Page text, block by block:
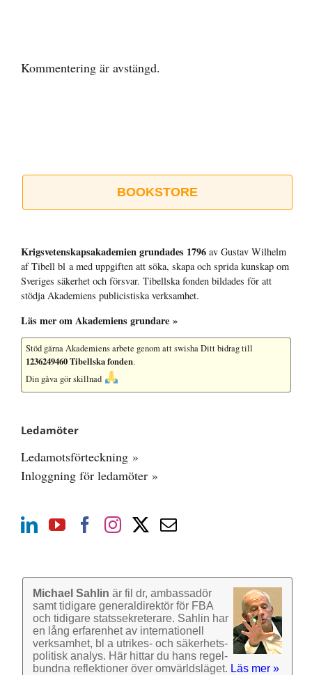
Kommentering är avstängd.
BOOKSTORE
Krigsvetenskap­sakademien grundades 1796 av Gustav Wilhelm
af Tibell bl a med uppgiften att söka, skapa och sprida kunskap om
Sveriges säkerhet och försvar. Tibellska fonden bildades för att
stödja Akademiens publicistiska verksamhet.
Läs mer om Akademiens grundare »
Stöd gärna Akademiens arbete genom att swisha Ditt bidrag till
1236249460 Tibellska fonden.
Din gåva gör skillnad
Ledamöter
Ledamotsförteckning »
Inloggning för ledamöter »
Michael Sahlin är fil dr, ambassadör
samt tidigare general­direktör för FBA
och tidigare stats­sekre­terare. Sahlin har
en lång erfarenhet av inter­nationell
verk­samhet, bl a utrikes- och säkerhets­
politisk analys. Här hittar du hans regel­
bundna reflek­tioner över omvärlds­läget. Läs mer »